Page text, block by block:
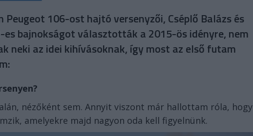
Peugeot 106-ost hajtó versenyzői, Cséplő Balázs és
bajnokságot választották a 2015-ös idényre, nem
neki az idei kihívásoknak, így most az első futam
nézőként sem. Annyit viszont már hallottam róla, hogy
amelyekre majd nagyon oda kell figyelnünk.